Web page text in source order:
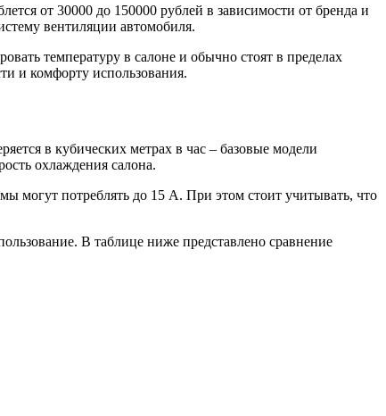
от 30000 до 150000 рублей в зависимости от бренда и
вентиляции автомобиля.
температуру в салоне и обычно стоят в пределах
и комфорту использования.
в кубических метрах в час – базовые модели
охлаждения салона.
могут потреблять до 15 А. При этом стоит учитывать, что
В таблице ниже представлено сравнение